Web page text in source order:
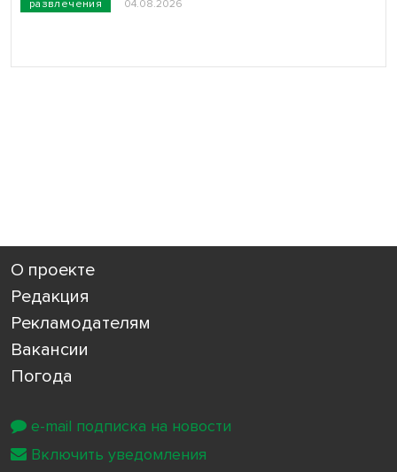
развлечения 04.08.2026
О проекте
Редакция
Рекламодателям
Вакансии
Погода
e-mail подписка на новости
Включить уведомления